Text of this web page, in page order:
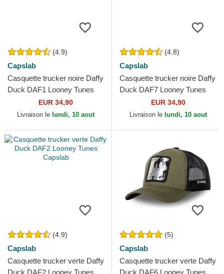
(4.9)
Capslab
Casquette trucker noire Daffy
Duck DAF1 Looney Tunes
EUR 34,90
Livraison le lundi, 10 aout
(4.8)
Capslab
Casquette trucker noire Daffy
Duck DAF7 Looney Tunes
EUR 34,90
Livraison le lundi, 10 aout
(4.9)
Capslab
Casquette trucker verte Daffy
(5)
Capslab
Casquette trucker verte Daffy